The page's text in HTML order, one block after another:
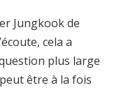
Jungkook de
cela a
plus large
être à la fois